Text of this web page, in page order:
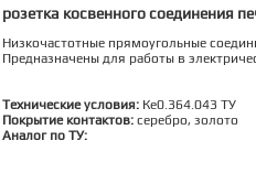
розетка косвенного соединения
Низкочастотные прямоугольные
Предназначены для работы в
Технические условия: Ке0.364.043 ТУ
Покрытие контактов: серебро, золото
Аналог по ТУ: